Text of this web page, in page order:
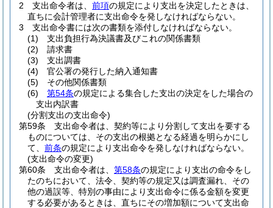
2
支出命令者は、 前項の規定により支出を決定したときは、
直ちに会計管理者に支出命令を発しなければならない。
3
支出命令書には次の書類を添付しなければならない。
(1)
支出負担行為決議書及びこれの関係書類
(2)
請求書
(3)
支出調書
(4)
官公署の発行した納入通知書
(5)
その他関係書類
(6)
第54条の規定による集合した支出の決定をした場合の
支出内訳書
(分割支出の支出命令)
第59条
支出命令者は、契約等により分割して支出を要する
ものについては、その支出の根拠となる経過を明らかにし
て、 前条の規定により支出命令を発しなければならない。
(支出命令の変更)
第60条
支出命令者は、 第58条の規定により支出の命令をし
たのちにおいて、法令、契約等の規定又は調査漏れ、その
他の過誤等、特別の事由により支出命令に係る金額を変更
する必要があるときは、直ちにその増加額について支出命